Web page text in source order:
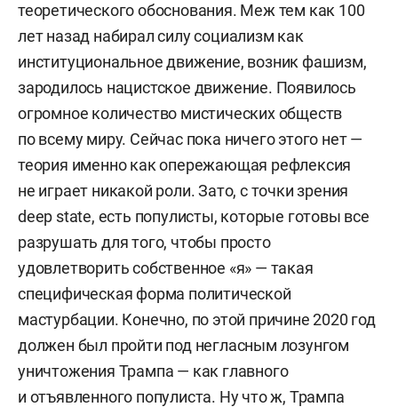
теоретического обоснования. Меж тем как 100
лет назад набирал силу социализм как
институциональное движение, возник фашизм,
зародилось нацистское движение. Появилось
огромное количество мистических обществ
по всему миру. Сейчас пока ничего этого нет —
теория именно как опережающая рефлексия
не играет никакой роли. Зато, с точки зрения
deep state, есть популисты, которые готовы все
разрушать для того, чтобы просто
удовлетворить собственное «я» — такая
специфическая форма политической
мастурбации. Конечно, по этой причине 2020 год
должен был пройти под негласным лозунгом
уничтожения Трампа — как главного
и отъявленного популиста. Ну что ж, Трампа